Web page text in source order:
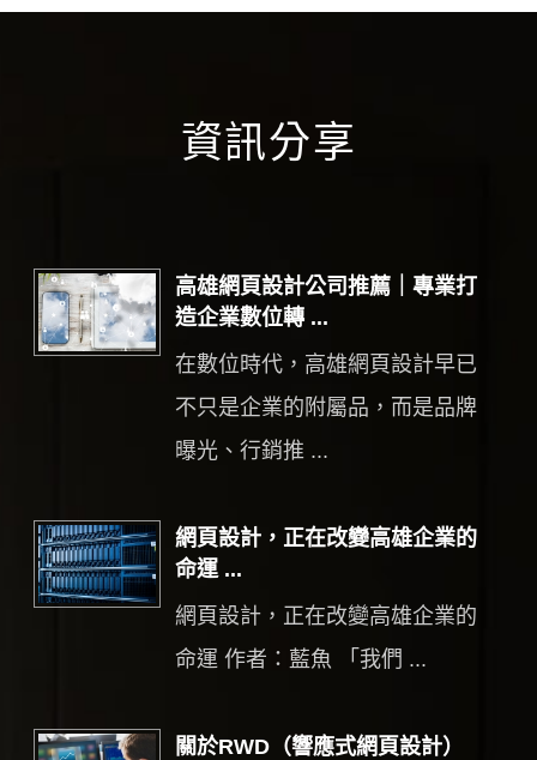
資訊分享
高雄網頁設計公司推薦｜專業打
造企業數位轉 ...
在數位時代，高雄網頁設計早已
不只是企業的附屬品，而是品牌
曝光、行銷推 ...
網頁設計，正在改變高雄企業的
命運 ...
網頁設計，正在改變高雄企業的
命運 作者：藍魚 「我們 ...
關於RWD（響應式網頁設計）